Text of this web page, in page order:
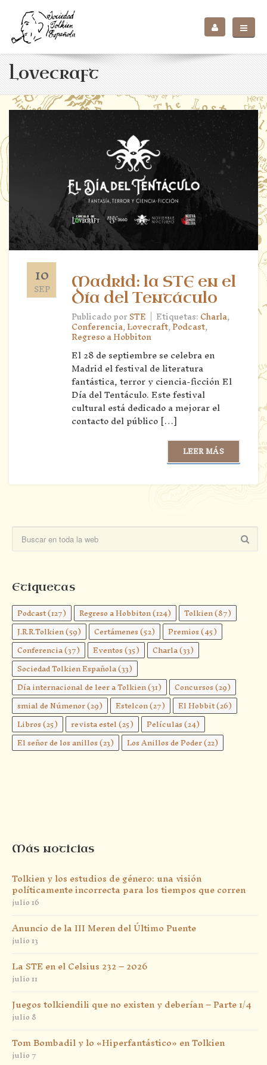
Lovecraft
10
SEP
Madrid: la STE en el
Día del Tentáculo
Publicado porSTE | Etiquetas:Charla,
Conferencia,Lovecraft,Podcast,
Regreso a Hobbiton
El 28 de septiembre se celebra en
Madrid el festival de literatura
fantástica, terror y ciencia-ficción El
Día del Tentáculo. Este festival
cultural está dedicado a mejorar el
contacto del público […]
LEER MÁS
Etiquetas
Podcast(127) Regreso a Hobbiton(124) Tolkien(87)
J.R.R.Tolkien(59) Certámenes(52) Premios(45)
Conferencia(37) Eventos(35) Charla(33)
Sociedad Tolkien Española(33)
Día internacional de leer a Tolkien(31) Concursos(29)
smial de Númenor(29) Estelcon(27) El Hobbit(26)
Libros(25) revista estel(25) Películas(24)
El señor de los anillos(23) Los Anillos de Poder(22)
Más noticias
Tolkien y los estudios de género: una visión
políticamente incorrecta para los tiempos que corren
julio 16
Anuncio de la III Meren del Último Puente
julio 13
La STE en el Celsius 232 – 2026
julio 11
Juegos tolkiendili que no existen y deberían – Parte 1/4
julio 8
Tom Bombadil y lo «Hiperfantástico» en Tolkien
julio 7